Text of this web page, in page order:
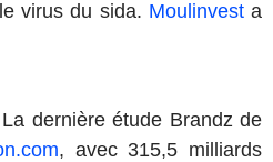
virus du sida. Moulinvesta
dernière étude Brandz de
, avec 315,5 milliards